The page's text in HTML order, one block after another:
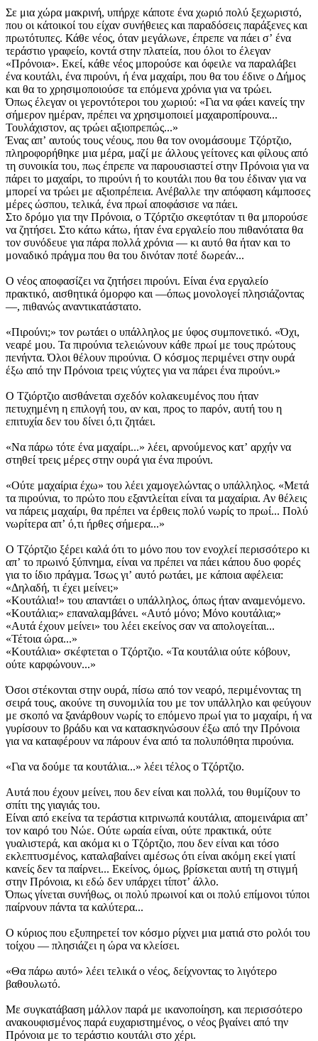
Σε μια χώρα μακρινή, υπήρχε κάποτε ένα χωριό πολύ ξεχωριστό,
που οι κάτοικοί του είχαν συνήθειες και παραδόσεις παράξενες και
πρωτότυπες. Κάθε νέος, όταν μεγάλωνε, έπρεπε να πάει σʼ ένα
τεράστιο γραφείο, κοντά στην πλατεία, που όλοι το έλεγαν
«Πρόνοια». Εκεί, κάθε νέος μπορούσε και όφειλε να παραλάβει
ένα κουτάλι, ένα πιρούνι, ή ένα μαχαίρι, που θα του έδινε ο Δήμος
και θα το χρησιμοποιούσε τα επόμενα χρόνια για να τρώει.
Όπως έλεγαν οι γεροντότεροι του χωριού: «Για να φάει κανείς την
σήμερον ημέραν, πρέπει να χρησιμοποιεί μαχαιροπίρουνα...
Τουλάχιστον, ας τρώει αξιοπρεπώς...»
Ένας απʼ αυτούς τους νέους, που θα τον ονομάσουμε Τζόρτζιο,
πληροφορήθηκε μια μέρα, μαζί με άλλους γείτονες και φίλους από
τη συνοικία του, πως έπρεπε να παρουσιαστεί στην Πρόνοια για να
πάρει το μαχαίρι, το πιρούνι ή το κουτάλι που θα του έδιναν για να
μπορεί να τρώει με αξιοπρέπεια. Ανέβαλλε την απόφαση κάμποσες
μέρες ώσπου, τελικά, ένα πρωί αποφάσισε να πάει.
Στο δρόμο για την Πρόνοια, ο Τζόρτζιο σκεφτόταν τι θα μπορούσε
να ζητήσει. Στο κάτω κάτω, ήταν ένα εργαλείο που πιθανότατα θα
τον συνόδευε για πάρα πολλά χρόνια — κι αυτό θα ήταν και το
μοναδικό πράγμα που θα του δινόταν ποτέ δωρεάν...
Ο νέος αποφασίζει να ζητήσει πιρούνι. Είναι ένα εργαλείο
πρακτικό, αισθητικά όμορφο και —όπως μονολογεί πλησιάζοντας
—, πιθανώς αναντικατάστατο.
«Πιρούνι;» τον ρωτάει ο υπάλληλος με ύφος συμπονετικό. «Όχι,
νεαρέ μου. Τα πιρούνια τελειώνουν κάθε πρωί με τους πρώτους
πενήντα. Όλοι θέλουν πιρούνια. Ο κόσμος περιμένει στην ουρά
έξω από την Πρόνοια τρεις νύχτες για να πάρει ένα πιρούνι.»
Ο Τζιόρτζιο αισθάνεται σχεδόν κολακευμένος που ήταν
πετυχημένη η επιλογή του, αν και, προς το παρόν, αυτή του η
επιτυχία δεν του δίνει ό,τι ζητάει.
«Να πάρω τότε ένα μαχαίρι...» λέει, αρνούμενος κατʼ αρχήν να
στηθεί τρεις μέρες στην ουρά για ένα πιρούνι.
«Ούτε μαχαίρια έχω» του λέει χαμογελώντας ο υπάλληλος. «Μετά
τα πιρούνια, το πρώτο που εξαντλείται είναι τα μαχαίρια. Αν θέλεις
να πάρεις μαχαίρι, θα πρέπει να έρθεις πολύ νωρίς το πρωί... Πολύ
νωρίτερα απʼ ό,τι ήρθες σήμερα...»
Ο Τζόρτζιο ξέρει καλά ότι το μόνο που τον ενοχλεί περισσότερο κι
απʼ το πρωινό ξύπνημα, είναι να πρέπει να πάει κάπου δυο φορές
για το ίδιο πράγμα. Ίσως γιʼ αυτό ρωτάει, με κάποια αφέλεια:
«Δηλαδή, τι έχει μείνει;»
«Κουτάλια!» του απαντάει ο υπάλληλος, όπως ήταν αναμενόμενο.
«Κουτάλια;» επαναλαμβάνει. «Αυτό μόνο; Μόνο κουτάλια;»
«Αυτά έχουν μείνει» του λέει εκείνος σαν να απολογείται...
«Τέτοια ώρα...»
«Κουτάλια» σκέφτεται ο Τζόρτζιο. «Τα κουτάλια ούτε κόβουν,
ούτε καρφώνουν...»
Όσοι στέκονται στην ουρά, πίσω από τον νεαρό, περιμένοντας τη
σειρά τους, ακούνε τη συνομιλία του με τον υπάλληλο και φεύγουν
με σκοπό να ξανάρθουν νωρίς το επόμενο πρωί για το μαχαίρι, ή να
γυρίσουν το βράδυ και να κατασκηνώσουν έξω από την Πρόνοια
για να καταφέρουν να πάρουν ένα από τα πολυπόθητα πιρούνια.
«Για να δούμε τα κουτάλια...» λέει τέλος ο Τζόρτζιο.
Αυτά που έχουν μείνει, που δεν είναι και πολλά, του θυμίζουν το
σπίτι της γιαγιάς του.
Είναι από εκείνα τα τεράστια κιτρινωπά κουτάλια, απομεινάρια απʼ
τον καιρό του Νώε. Ούτε ωραία είναι, ούτε πρακτικά, ούτε
γυαλιστερά, και ακόμα κι ο Τζόρτζιο, που δεν είναι και τόσο
εκλεπτυσμένος, καταλαβαίνει αμέσως ότι είναι ακόμη εκεί γιατί
κανείς δεν τα παίρνει... Εκείνος, όμως, βρίσκεται αυτή τη στιγμή
στην Πρόνοια, κι εδώ δεν υπάρχει τίποτʼ άλλο.
Όπως γίνεται συνήθως, οι πολύ πρωινοί και οι πολύ επίμονοι τύποι
παίρνουν πάντα τα καλύτερα...
Ο κύριος που εξυπηρετεί τον κόσμο ρίχνει μια ματιά στο ρολόι του
τοίχου — πλησιάζει η ώρα να κλείσει.
«Θα πάρω αυτό» λέει τελικά ο νέος, δείχνοντας το λιγότερο
βαθουλωτό.
Με συγκατάβαση μάλλον παρά με ικανοποίηση, και περισσότερο
ανακουφισμένος παρά ευχαριστημένος, ο νέος βγαίνει από την
Πρόνοια με το τεράστιο κουτάλι στο χέρι.